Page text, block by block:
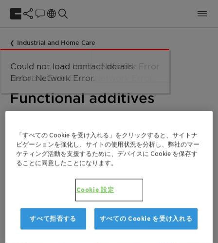
Industrial and Home Care
Functional additives
For more specific needs, Clariant offers a wide range of
more special products, such as PEGs, special solvents,
sequestering agents, corrosion inhibitors and
Clariant can also work together with its customers in
joint developments for even more special projects and
needs.
「すべての Cookie を受け入れる」をクリックすると、サイトナ
ビゲーションを強化し、サイトの使用状況を分析し、弊社のマー
ケティング活動を支援するために、デバイスに Cookie を保存す
ることに同意したことになります。
Cookie 設定
すべて拒否する すべての Cookie を受け入れる
Could not load taxonomy. Error:
Network Error.
Could not load the organizational
unit structure. Error: Network Error.
Could not load labels. Error:
Network Error.
Network Error
Could not load contact details.
Error: Network Error.